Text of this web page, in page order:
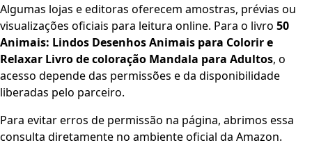
Algumas lojas e editoras oferecem amostras, prévias ou
visualizações oficiais para leitura online. Para o livro 50
Animais: Lindos Desenhos Animais para Colorir e
Relaxar Livro de coloração Mandala para Adultos, o
acesso depende das permissões e da disponibilidade
liberadas pelo parceiro.
Para evitar erros de permissão na página, abrimos essa
consulta diretamente no ambiente oficial da Amazon.